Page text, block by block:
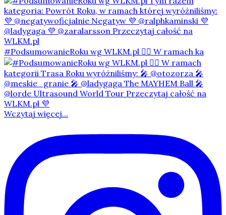
#PodsumowanieRoku wg WLKM.pl 👇🏻 W ramach ka
Wczytaj więcej...